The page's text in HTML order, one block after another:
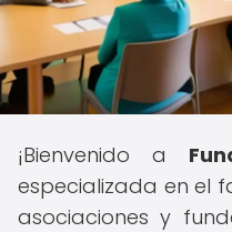
¡Bienvenido a
especializada en el
asociaciones y